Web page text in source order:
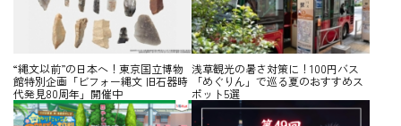
“縄文以前”の日本へ！東京国立博物
館特別企画「ビフォー縄文 旧石器時
代発見80周年」開催中
浅草観光の暑さ対策に！100円バス
「めぐりん」で巡る夏のおすすめス
ポット5選